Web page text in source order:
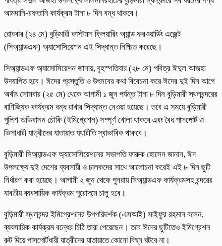
আমদানি-রফতানি কার্যক্রম টানা ৮ দিন বন্ধ থাকবে।
রোববার (২৪ মে) বুড়িমারী কাস্টমস ক্লিয়ারিং অ্যান্ড ফরওয়ার্ডিং এজেন্ট
(সিঅ্যান্ডএফ) অ্যাসোসিয়েশন এই সিদ্ধান্ত নিশ্চিত করেছে।
সিঅ্যান্ডএফ অ্যাসোসিয়েশন জানায়, বৃহস্পতিবার (২৮ মে) পবিত্র ঈদুল আজহা
উদযাপিত হবে। ঈদের প্রস্তুতি ও উৎসবের কথা বিবেচনা করে ঈদের দুই দিন আগে
অর্থাৎ সোমবার (২৫ মে) থেকে আগামী ১ জুন পর্যন্ত টানা ৮ দিন বুড়িমারী স্থলবন্দরের
বাণিজ্যিক কার্যক্রম বন্ধ রাখার সিদ্ধান্ত নেওয়া হয়েছে। তবে এ সময়ে বুড়িমারী
পুলিশ অভিবাসন চৌকি (ইমিগ্রেশন) সম্পূর্ণ খোলা থাকবে এবং বৈধ পাসপোর্ট ও
ভিসাধারী যাত্রীদের যাতায়াত যথারীতি স্বাভাবিক থাকবে।
বুড়িমারী সিঅ্যান্ডএফ অ্যাসোসিয়েশনের সভাপতি ফারুক হোসেন জানান, ঈদ
উপলক্ষ্যে দুই দেশের ব্যবসায়ী ও চালকদের সাথে আলোচনা করেই এই ৮ দিন ছুটি
নির্ধারণ করা হয়েছে। আগামী ২ জুন থেকে পুনরায় সিঅ্যান্ডএফ কার্যক্রমসহ বন্দরের
যাবতীয় ব্যবসায়িক কার্যক্রম পুরোদমে চালু হবে।
বুড়িমারী স্থলবন্দর ইমিগ্রেশনের উপপরিদর্শক (এসআই) সাইফুর রহমান বলেন,
ব্যবসায়িক কার্যক্রম বন্ধের চিঠি তারা পেয়েছেন। তবে ঈদের ছুটিতেও ইমিগ্রেশন
রুট দিয়ে পাসপোর্টধারী যাত্রীদের যাতায়াতে কোনো বিঘ্ন ঘটবে না।